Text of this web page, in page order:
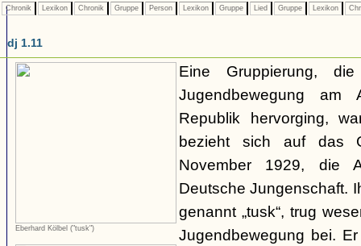
Chronik Lexikon Chronik Gruppe Person Lexikon Gruppe Lied Gruppe Lexikon
dj 1.11
Eberhard Kölbel ("tusk")
Eine Gruppierung,
Jugendbewegung am
Republik hervorging,
bezieht sich auf das
November 1929, die
Deutsche Jungenschaft.
genannt „tusk“, trug
Jugendbewegung bei.